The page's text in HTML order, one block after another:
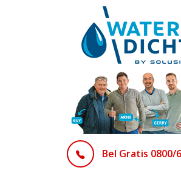
Bel Gratis 0800/